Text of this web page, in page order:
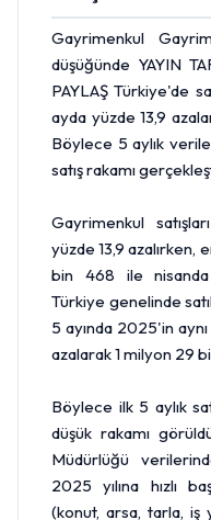
Gayrimenkul
düşüğünde YAYIN
PAYLAŞ Türkiye'de
ayda yüzde 13,9
Böylece 5 aylık
satış rakamı
Gayrimenkul
yüzde 13,9 azalırken,
bin 468 ile
Türkiye genelinde
5 ayında 2025'in
azalarak 1 milyon 29
Böylece ilk 5 aylık
düşük rakamı
Müdürlüğü
2025 yılına hızlı
(konut, arsa, tarla, iş